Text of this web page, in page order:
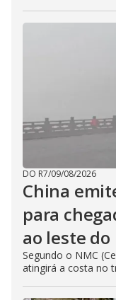
DO R7/09/08/2026
China
para
ao leste do
Segundo o NMC
atingirá a costa no